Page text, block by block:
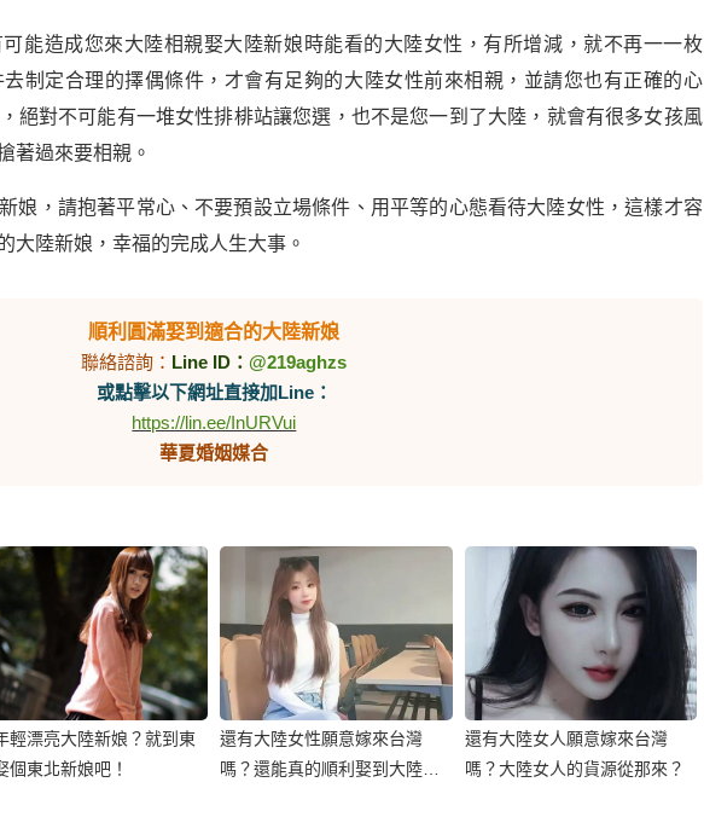
能造成您來大陸相親娶大陸新娘時能看的大陸女性，有所增減，就不再一一枚
制定合理的擇偶條件，才會有足夠的大陸女性前來相親，並請您也有正確的心
絕對不可能有一堆女性排棑站讓您選，也不是您一到了大陸，就會有很多女孩風
著過來要相親。
娘，請抱著平常心、不要預設立場條件、用平等的心態看待大陸女性，這樣才容
大陸新娘，幸福的完成人生大事。
順利圓滿娶到適合的大陸新娘
聯絡諮詢： Line ID：@219aghzs
或點擊以下網址直接加Line：
https://lin.ee/InURVui
華夏婚姻媒合
輕漂亮大陸新娘？就到東
個東北新娘吧！
還有大陸女性願意嫁來台灣
嗎？還能真的順利娶到大陸新
還有大陸女人願意嫁來台灣
嗎？大陸女人的貨源從那來？